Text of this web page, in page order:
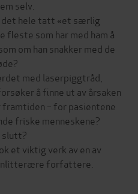
selv.
det hele tatt «et særlig
fleste som har med ham å
om han snakker med de
med laserpiggtråd,
å finne ut av årsaken
– for pasientene
friske menneskene?
slutt?
et viktig verk av en av
forfattere.